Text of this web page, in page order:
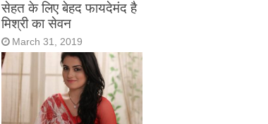
सेहत के लिए बेहद फायदेमंद है
मिश्री का सेवन
March 31, 2019